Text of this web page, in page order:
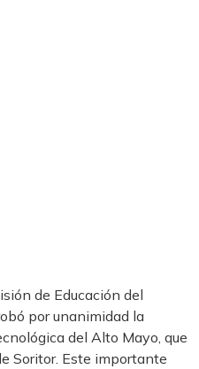
de Educación del
por unanimidad la
del Alto Mayo, que
Soritor. Este importante